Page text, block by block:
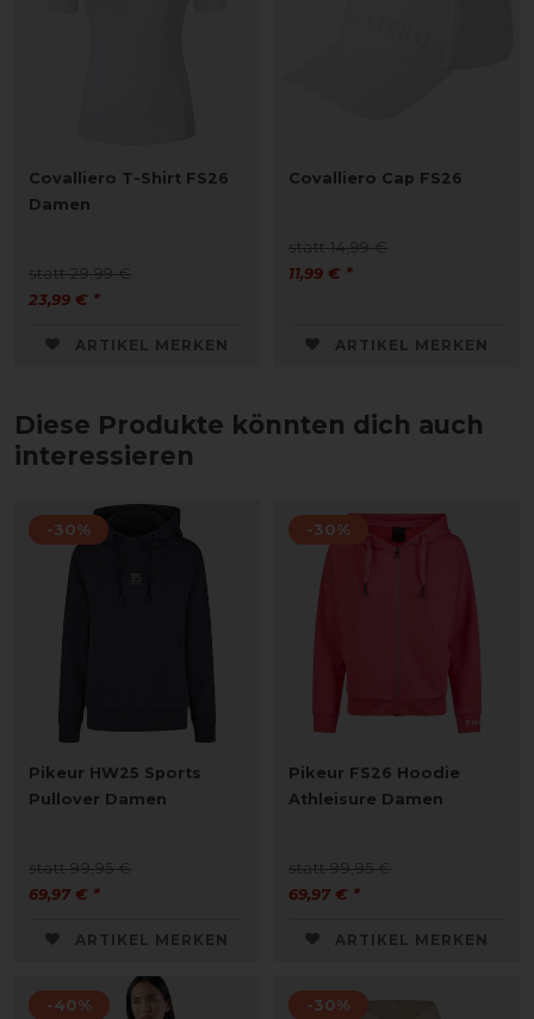
Covalliero T-Shirt FS26
Damen
statt 29,99 €
23,99 € *
ARTIKEL MERKEN
Covalliero Cap FS26
statt 14,99 €
11,99 € *
ARTIKEL MERKEN
Diese Produkte könnten dich auch
interessieren
-30%
Pikeur HW25 Sports
Pullover Damen
statt 99,95 €
69,97 € *
ARTIKEL MERKEN
-30%
Pikeur FS26 Hoodie
Athleisure Damen
statt 99,95 €
69,97 € *
ARTIKEL MERKEN
-40% -30%